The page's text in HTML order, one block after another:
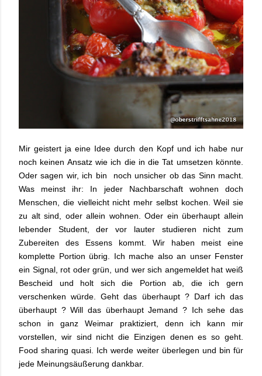
Mir geistert ja eine Idee durch den Kopf und ich habe nur
noch keinen Ansatz wie ich die in die Tat umsetzen könnte.
Oder sagen wir, ich bin noch unsicher ob das Sinn macht.
Was meinst ihr: In jeder Nachbarschaft wohnen doch
Menschen, die vielleicht nicht mehr selbst kochen. Weil sie
zu alt sind, oder allein wohnen. Oder ein überhaupt allein
lebender Student, der vor lauter studieren nicht zum
Zubereiten des Essens kommt. Wir haben meist eine
komplette Portion übrig. Ich mache also an unser Fenster
ein Signal, rot oder grün, und wer sich angemeldet hat weiß
Bescheid und holt sich die Portion ab, die ich gern
verschenken würde. Geht das überhaupt ? Darf ich das
überhaupt ? Will das überhaupt Jemand ? Ich sehe das
schon in ganz Weimar praktiziert, denn ich kann mir
vorstellen, wir sind nicht die Einzigen denen es so geht.
Food sharing quasi. Ich werde weiter überlegen und bin für
jede Meinungsäußerung dankbar.